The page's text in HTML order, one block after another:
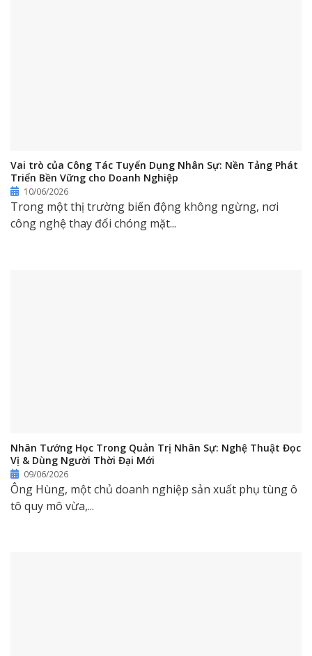
Vai trò của Công Tác Tuyển Dụng Nhân Sự: Nền Tảng Phát
Triển Bền Vững cho Doanh Nghiệp
10/06/2026
Trong một thị trường biến động không ngừng, nơi
công nghệ thay đổi chóng mặt...
Nhân Tướng Học Trong Quản Trị Nhân Sự: Nghệ Thuật Đọc
Vị & Dùng Người Thời Đại Mới
09/06/2026
Ông Hùng, một chủ doanh nghiệp sản xuất phụ tùng ô
tô quy mô vừa,...